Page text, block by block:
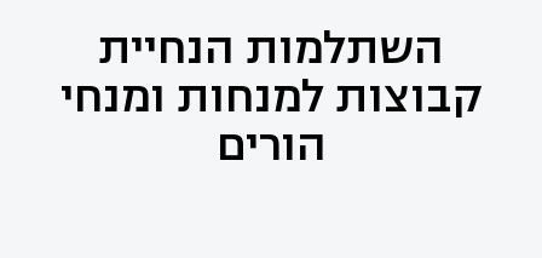
השתלמות הנחיית
קבוצות למנחות ומנחי
הורים